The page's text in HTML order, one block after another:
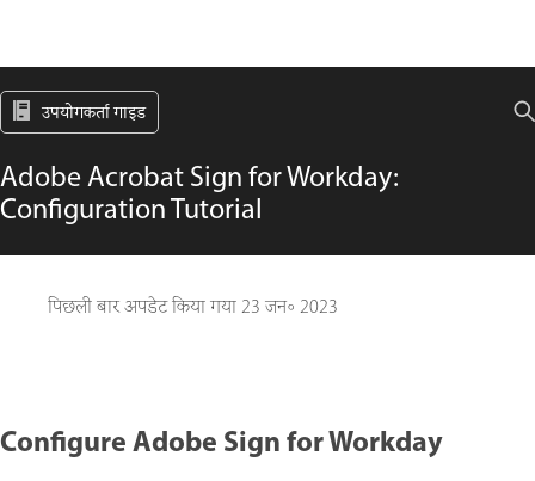
उपयोगकर्ता गाइड
Adobe Acrobat Sign for Workday:
Configuration Tutorial
पिछली बार अपडेट किया गया23 जन॰ 2023
Configure Adobe Sign for Workday